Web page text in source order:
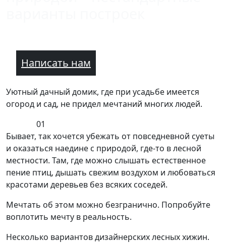
Написать нам
Уютный дачный домик, где при усадьбе имеется
огород и сад, не придел мечтаний многих людей.
01
Бывает, так хочется убежать от повседневной суеты
и оказаться наедине с природой, где-то в лесной
местности. Там, где можно слышать естественное
пение птиц, дышать свежим воздухом и любоваться
красотами деревьев без всяких соседей.
Мечтать об этом можно безгранично. Попробуйте
воплотить мечту в реальность.
Несколько вариантов дизайнерских лесных хижин.